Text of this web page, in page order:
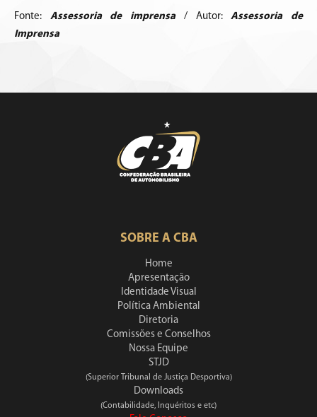
Fonte: Assessoria de imprensa/ Autor:Assessoria de
Imprensa
SOBRE A CBA
Home
Apresentação
Identidade Visual
Política Ambiental
Diretoria
Comissões e Conselhos
Nossa Equipe
STJD
(Superior Tribunal de Justiça Desportiva)
Downloads
(Contabilidade, Inquéritos e etc)